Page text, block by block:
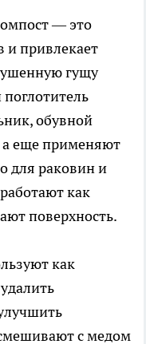
— это
и привлекает
гущу
обувной
еще применяют
для раковин и
как
поверхность.
как
с медом